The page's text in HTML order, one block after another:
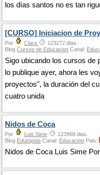
los días santos no es tan
[CURSO] Iniciacion de
Por Clara
123272 dias.
Blog Cursos de Educacion Canal:
Sigo ubicando los cursos de
lo publique ayer, ahora les
proyectos", la duración del
cuatro unida
Nidos de Coca
Por Luis Sime
123968 dias.
Blog Edutopías Canal: Educacion Pais:
Nidos de Coca Luis Sime